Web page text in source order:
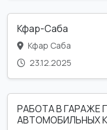
Кфар-Саба
Кфар Саба
23.12.2025
РАБОТА В ГАРАЖЕ
АВТОМОБИЛЬНЫХ